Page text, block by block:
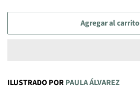
Agregar al carrito
ILUSTRADO PORPAULA ÁLVAREZ